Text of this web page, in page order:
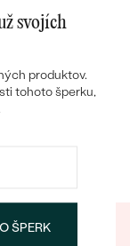
svojích
produktov.
tohoto šperku,
ŠPERK